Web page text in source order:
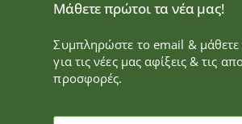
Μάθετε πρώτοι τα νέα μας!
Συμπληρώστε το email &
για τις νέες μας αφίξεις & τις
προσφορές.